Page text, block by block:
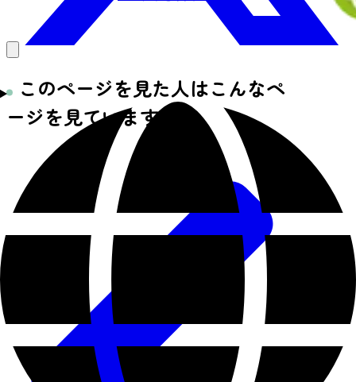
このページを見た人はこんなペ
ージを見ています